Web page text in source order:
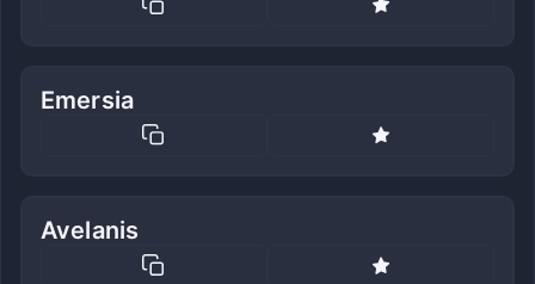
Emersia
Avelanis